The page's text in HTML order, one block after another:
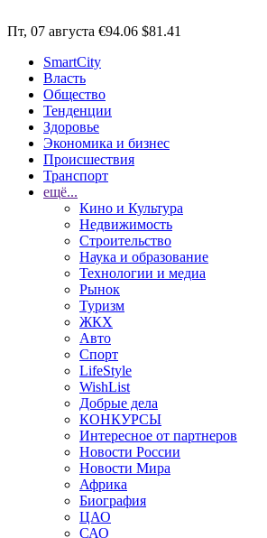
Пт, 07 августа €94.06 $81.41
SmartCity
Власть
Общество
Тенденции
Здоровье
Экономика и бизнес
Происшествия
Транспорт
ещё...
Кино и Культура
Недвижимость
Строительство
Наука и образование
Технологии и медиа
Рынок
Туризм
ЖКХ
Авто
Спорт
LifeStyle
WishList
Добрые дела
КОНКУРСЫ
Интересное от партнеров
Новости России
Новости Мира
Африка
Биография
ЦАО
САО